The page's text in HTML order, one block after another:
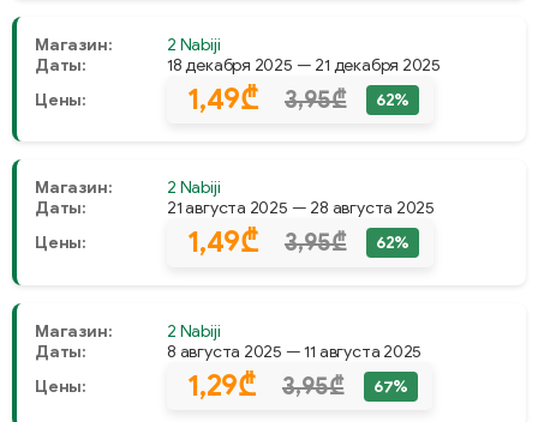
Магазин:
2 Nabiji
Даты:
18 декабря 2025 — 21 декабря 2025
Цены:
1,49₾ 3,95₾ 62%
Магазин:
2 Nabiji
Даты:
21 августа 2025 — 28 августа 2025
Цены:
1,49₾ 3,95₾ 62%
Магазин:
2 Nabiji
Даты:
8 августа 2025 — 11 августа 2025
Цены:
1,29₾ 3,95₾ 67%